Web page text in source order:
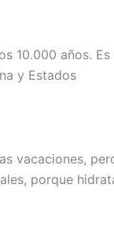
10.000 años.
y Estados
vacaciones,
porque